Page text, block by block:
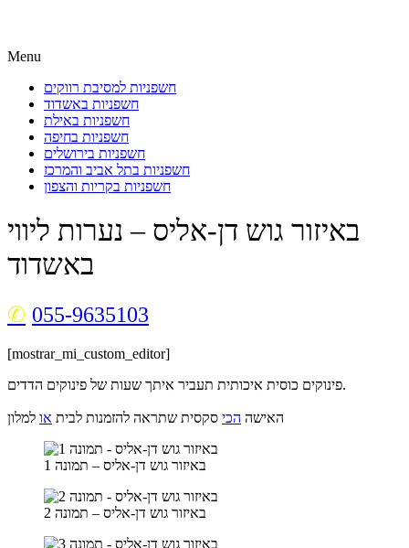
Menu
חשפניות למסיבת רווקים
חשפניות באשדוד
חשפניות באילת
חשפניות בחיפה
חשפניות בירושלים
חשפניות בתל אביב והמרכז
חשפניות בקריות והצפון
באיזור גוש דן-אליס – נערות ליווי
באשדוד
055-9635103
[mostrar_mi_custom_editor]
פינוקים כוסית איכותית תעביר איתך שעות של פינוקים הדדים.
האישה הכי סקסית שתראה להזמנות לבית או למלון
באיזור גוש דן-אליס – תמונה 1
באיזור גוש דן-אליס – תמונה 2